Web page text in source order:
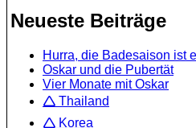
Neueste Beiträge
Hurra, die Badesaison ist
Oskar und die Pubertät
Vier Monate mit Oskar
🛆 Thailand
🛆 Korea